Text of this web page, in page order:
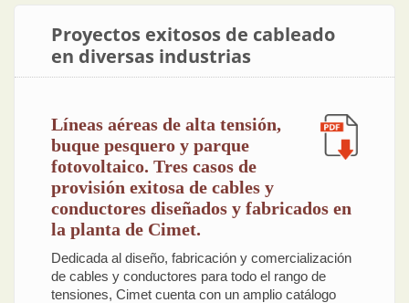
Proyectos exitosos de cableado
en diversas industrias
Líneas aéreas de alta tensión,
buque pesquero y parque
fotovoltaico. Tres casos de
provisión exitosa de cables y
conductores diseñados y fabricados en
la planta de Cimet.
Dedicada al diseño, fabricación y comercialización
de cables y conductores para todo el rango de
tensiones, Cimet cuenta con un amplio catálogo